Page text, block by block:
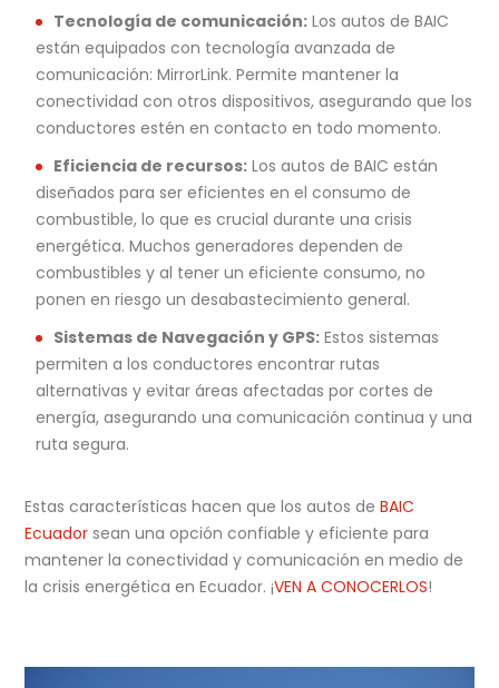
Tecnología de comunicación: Los autos de BAIC
están equipados con tecnología avanzada de
comunicación: MirrorLink. Permite mantener la
conectividad con otros dispositivos, asegurando que los
conductores estén en contacto en todo momento.
Eficiencia de recursos: Los autos de BAIC están
diseñados para ser eficientes en el consumo de
combustible, lo que es crucial durante una crisis
energética. Muchos generadores dependen de
combustibles y al tener un eficiente consumo, no
ponen en riesgo un desabastecimiento general.
Sistemas de Navegación y GPS: Estos sistemas
permiten a los conductores encontrar rutas
alternativas y evitar áreas afectadas por cortes de
energía, asegurando una comunicación continua y una
ruta segura.
Estas características hacen que los autos deBAIC
Ecuador sean una opción confiable y eficiente para
mantener la conectividad y comunicación en medio de
la crisis energética en Ecuador. ¡VEN A CONOCERLOS!